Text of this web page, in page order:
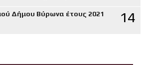
Δήμου Βύρωνα έτους 2021 14